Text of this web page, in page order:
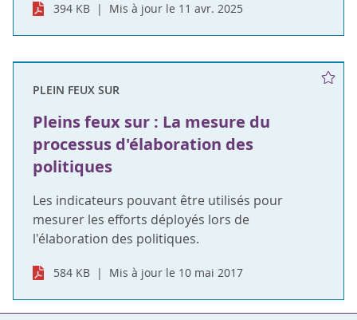
394 KB Mis à jour le 11 avr. 2025
PLEIN FEUX SUR
Pleins feux sur : La mesure du
processus d'élaboration des
politiques
Les indicateurs pouvant être utilisés pour
mesurer les efforts déployés lors de
l'élaboration des politiques.
584 KB Mis à jour le 10 mai 2017